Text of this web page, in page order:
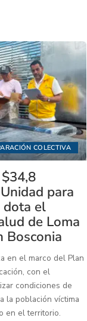
COLECTIVA
para
dota el
de Loma
Bosconia
en el marco del Plan
con el
condiciones de
la población víctima
en el territorio.